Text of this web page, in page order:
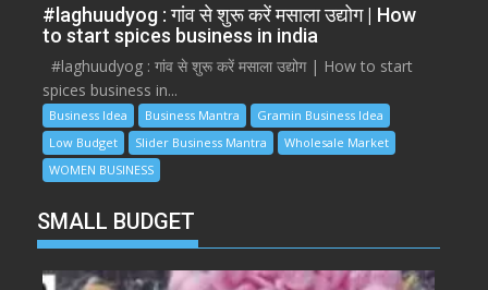
#laghuudyog : गांव से शुरू करें मसाला उद्योग | How
to start spices business in india
#laghuudyog : गांव से शुरू करें मसाला उद्योग | How to start
spices business in...
Business Idea Business Mantra
Gramin Business Idea
Low Budget
Slider Business Mantra
Wholesale Market
WOMEN BUSINESS
SMALL BUDGET